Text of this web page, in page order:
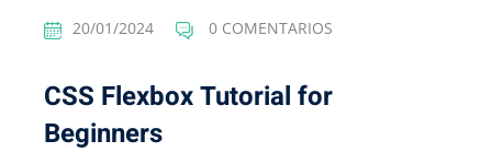
20/01/2024 0 COMENTARIOS
CSS Flexbox Tutorial for
Beginners